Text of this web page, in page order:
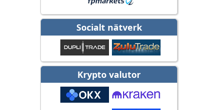
Socialt nätverk
Krypto valutor